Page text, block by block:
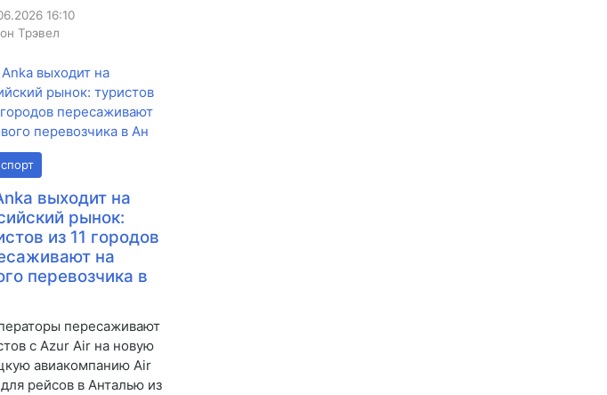
16:10
Трэвел
выходит на
рынок:
из 11 городов
на
перевозчика в
пересаживают
с Azur Air на новую
авиакомпанию Air
рейсов в Анталью из